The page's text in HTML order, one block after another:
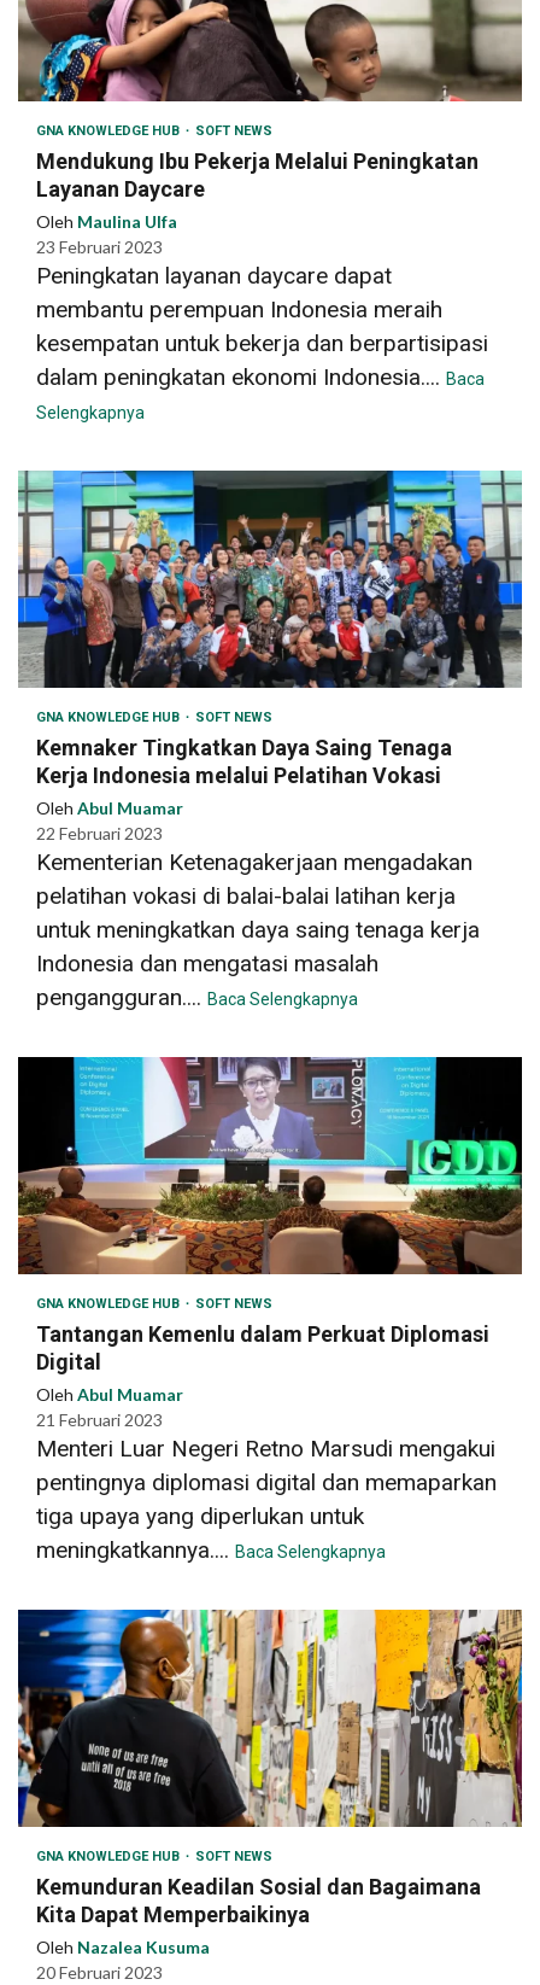
GNA KNOWLEDGE HUB SOFT NEWS
Mendukung Ibu Pekerja Melalui Peningkatan
Layanan Daycare
Oleh Maulina Ulfa
23 Februari 2023
Peningkatan layanan daycare dapat
membantu perempuan Indonesia meraih
kesempatan untuk bekerja dan berpartisipasi
dalam peningkatan ekonomi Indonesia.... Baca
Selengkapnya
GNA KNOWLEDGE HUB SOFT NEWS
Kemnaker Tingkatkan Daya Saing Tenaga
Kerja Indonesia melalui Pelatihan Vokasi
Oleh Abul Muamar
22 Februari 2023
Kementerian Ketenagakerjaan mengadakan
pelatihan vokasi di balai-balai latihan kerja
untuk meningkatkan daya saing tenaga kerja
Indonesia dan mengatasi masalah
pengangguran.... Baca Selengkapnya
GNA KNOWLEDGE HUB SOFT NEWS
Tantangan Kemenlu dalam Perkuat Diplomasi
Digital
Oleh Abul Muamar
21 Februari 2023
Menteri Luar Negeri Retno Marsudi mengakui
pentingnya diplomasi digital dan memaparkan
tiga upaya yang diperlukan untuk
meningkatkannya.... Baca Selengkapnya
GNA KNOWLEDGE HUB SOFT NEWS
Kemunduran Keadilan Sosial dan Bagaimana
Kita Dapat Memperbaikinya
Oleh Nazalea Kusuma
20 Februari 2023